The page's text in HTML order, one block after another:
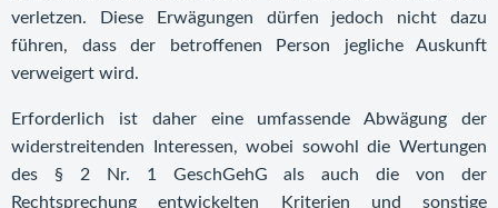
verletzen. Diese Erwägungen dürfen jedoch nicht dazu
führen, dass der betroffenen Person jegliche Auskunft
verweigert wird.
Erforderlich ist daher eine umfassende Abwägung der
widerstreitenden Interessen, wobei sowohl die Wertungen
des § 2 Nr. 1 GeschGehG als auch die von der
Rechtsprechung entwickelten Kriterien und sonstige